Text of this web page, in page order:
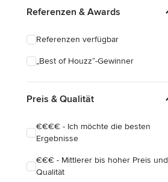
Referenzen & Awards
Referenzen verfügbar
„Best of Houzz“-Gewinner
Preis & Qualität
€€€€ - Ich möchte die besten
Ergebnisse
€€€ - Mittlerer bis hoher Preis und
Qualität